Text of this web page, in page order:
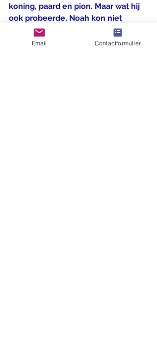
koning, paard en pion. Maar wat hij
ook probeerde, Noah kon niet
verder komen, en dus voor Sid een
mooie remise.
Email Contactformulier